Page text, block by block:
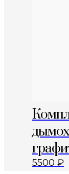
5500 ₽